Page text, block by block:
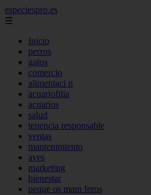
especiespro.es
☰
Inicio
perros
gatos
comercio
alimentaci n
acuariofilia
acuarios
salud
tenencia responsable
ventas
mantenimiento
aves
marketing
bienestar
peque os mam feros